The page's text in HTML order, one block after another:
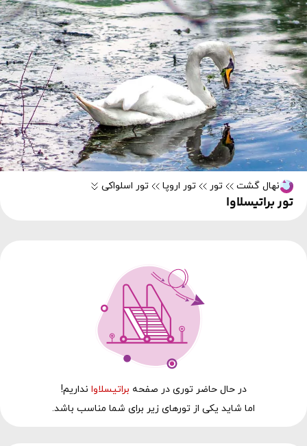
تور براتیسلاوا
نهال گشت تور تور اروپا تور اسلواکی
در حال‌ حاضر توری در صفحه براتیسلاوا نداریم!
اما شاید یکی از تورهای زیر برای شما مناسب باشد.